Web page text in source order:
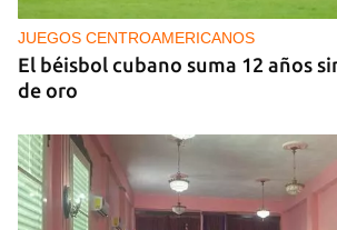
cancilleres para "tomar medidas"
decisiones de Ortega
JUEGOS CENTROAMERICANOS
El béisbol cubano suma 12 años
de oro